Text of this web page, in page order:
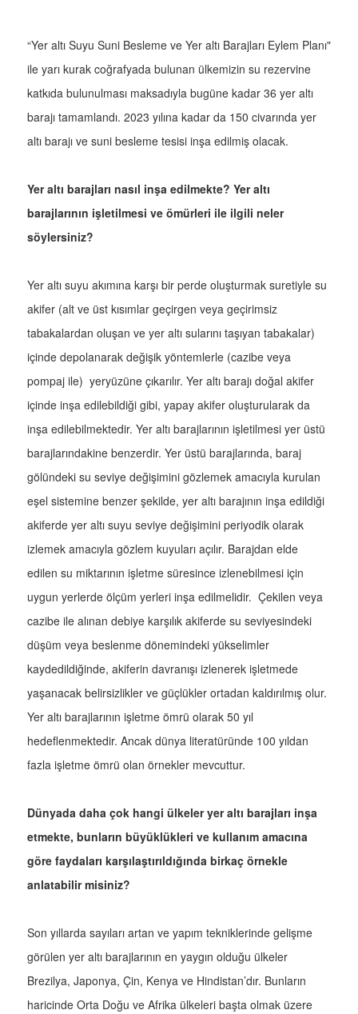
“Yer altı Suyu Suni Besleme ve Yer altı Barajları Eylem Planı"
ile yarı kurak coğrafyada bulunan ülkemizin su rezervine
katkıda bulunulması maksadıyla bugüne kadar 36 yer altı
barajı tamamlandı. 2023 yılına kadar da 150 civarında yer
altı barajı ve suni besleme tesisi inşa edilmiş olacak.
Yer altı barajları nasıl inşa edilmekte? Yer altı
barajlarının işletilmesi ve ömürleri ile ilgili neler
söylersiniz?
Yer altı suyu akımına karşı bir perde oluşturmak suretiyle su
akifer (alt ve üst kısımlar geçirgen veya geçirimsiz
tabakalardan oluşan ve yer altı sularını taşıyan tabakalar)
içinde depolanarak değişik yöntemlerle (cazibe veya
pompaj ile) yeryüzüne çıkarılır. Yer altı barajı doğal akifer
içinde inşa edilebildiği gibi, yapay akifer oluşturularak da
inşa edilebilmektedir. Yer altı barajlarının işletilmesi yer üstü
barajlarındakine benzerdir. Yer üstü barajlarında, baraj
gölündeki su seviye değişimini gözlemek amacıyla kurulan
eşel sistemine benzer şekilde, yer altı barajının inşa edildiği
akiferde yer altı suyu seviye değişimini periyodik olarak
izlemek amacıyla gözlem kuyuları açılır. Barajdan elde
edilen su miktarının işletme süresince izlenebilmesi için
uygun yerlerde ölçüm yerleri inşa edilmelidir. Çekilen veya
cazibe ile alınan debiye karşılık akiferde su seviyesindeki
düşüm veya beslenme dönemindeki yükselimler
kaydedildiğinde, akiferin davranışı izlenerek işletmede
yaşanacak belirsizlikler ve güçlükler ortadan kaldırılmış olur.
Yer altı barajlarının işletme ömrü olarak 50 yıl
hedeflenmektedir. Ancak dünya literatüründe 100 yıldan
fazla işletme ömrü olan örnekler mevcuttur.
Dünyada daha çok hangi ülkeler yer altı barajları inşa
etmekte, bunların büyüklükleri ve kullanım amacına
göre faydaları karşılaştırıldığında birkaç örnekle
anlatabilir misiniz?
Son yıllarda sayıları artan ve yapım tekniklerinde gelişme
görülen yer altı barajlarının en yaygın olduğu ülkeler
Brezilya, Japonya, Çin, Kenya ve Hindistan’dır. Bunların
haricinde Orta Doğu ve Afrika ülkeleri başta olmak üzere